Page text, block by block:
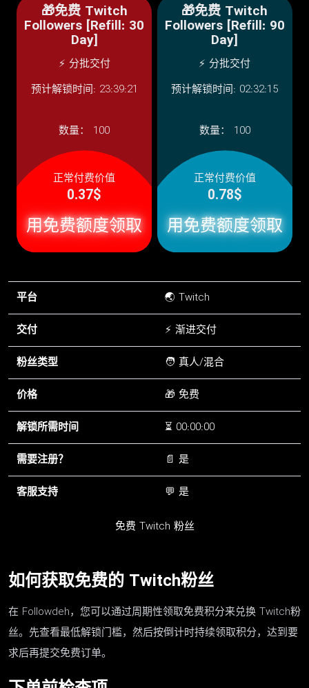
🎁免费 Twitch
Followers [Refill: 30
Day]
⚡ 分批交付
预计解锁时间: 23:39:21
数量： 100
正常付费价值
0.37$
用免费额度领取
🎁免费 Twitch
Followers [Refill: 90
Day]
⚡ 分批交付
预计解锁时间: 02:32:15
数量： 100
正常付费价值
0.78$
用免费额度领取
平台
🌏 Twitch
交付
⚡ 渐进交付
粉丝类型
🧑 真人/混合
价格
🎁 免费
解锁所需时间
⏳ 00:00:00
需要注册？
📄 是
客服支持
💬 是
免费 Twitch 粉丝
如何获取免费的 Twitch粉丝
在 Followdeh，您可以通过周期性领取免费积分来兑换 Twitch粉
丝。先查看最低解锁门槛，然后按倒计时持续领取积分，达到要
求后再提交免费订单。